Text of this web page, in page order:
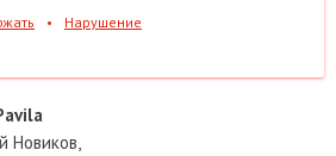
• Нарушение
Новиков